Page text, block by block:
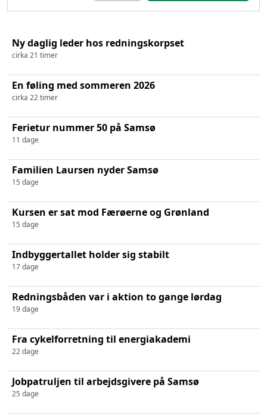
Ny daglig leder hos redningskorpset
cirka 21 timer
En føling med sommeren 2026
cirka 22 timer
Ferietur nummer 50 på Samsø
11 dage
Familien Laursen nyder Samsø
15 dage
Kursen er sat mod Færøerne og Grønland
15 dage
Indbyggertallet holder sig stabilt
17 dage
Redningsbåden var i aktion to gange lørdag
19 dage
Fra cykelforretning til energiakademi
22 dage
Jobpatruljen til arbejdsgivere på Samsø
25 dage